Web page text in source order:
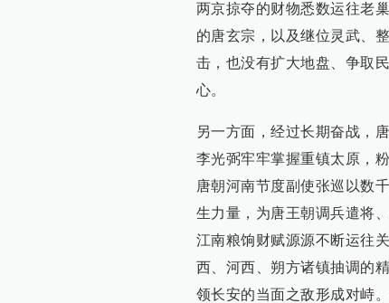
两京掠夺的财物悉数运往老
的唐玄宗，以及继位灵武、
击，也没有扩大地盘、争取
心。
另一方面，经过长期奋战，
李光弼牢牢掌握重镇太原，
唐朝河南节度副使张巡以数
生力量，为唐王朝调兵遣将
江南粮饷财赋源源不断运往
西、河西、朔方诸镇抽调的
领长安的当面之敌形成对峙